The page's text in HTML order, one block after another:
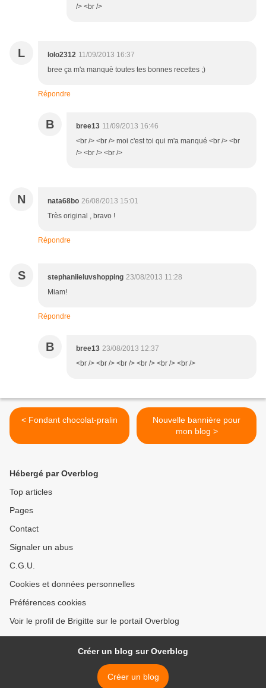
/> <br />
L lolo2312 11/09/2013 16:37
bree ça m'a manquè toutes tes bonnes recettes ;)
Répondre
B bree13 11/09/2013 16:46
<br /> <br /> moi c'est toi qui m'a manqué <br /> <br
/> <br /> <br />
N nata68bo 26/08/2013 15:01
Très original , bravo !
Répondre
S stephaniieluvshopping 23/08/2013 11:28
Miam!
Répondre
B bree13 23/08/2013 12:37
<br /> <br /> <br /> <br /> <br /> <br />
< Fondant chocolat-pralin
Nouvelle bannière pour
mon blog >
Hébergé par Overblog
Top articles
Pages
Contact
Signaler un abus
C.G.U.
Cookies et données personnelles
Préférences cookies
Voir le profil de Brigitte sur le portail Overblog
Créer un blog sur Overblog
Créer un blog